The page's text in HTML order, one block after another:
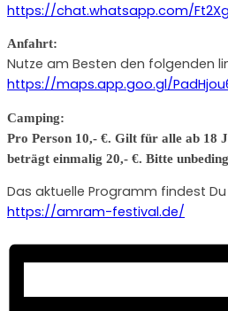
https://chat.whatsapp.com/
Anfahrt:
Nutze am Besten den folgenden
https://maps.app.goo.gl/
Camping:
Pro Person 10,- €. Gilt für alle ab 18
beträgt einmalig 20,- €. Bitte
Das aktuelle Programm findest
https://amram-festival.de/